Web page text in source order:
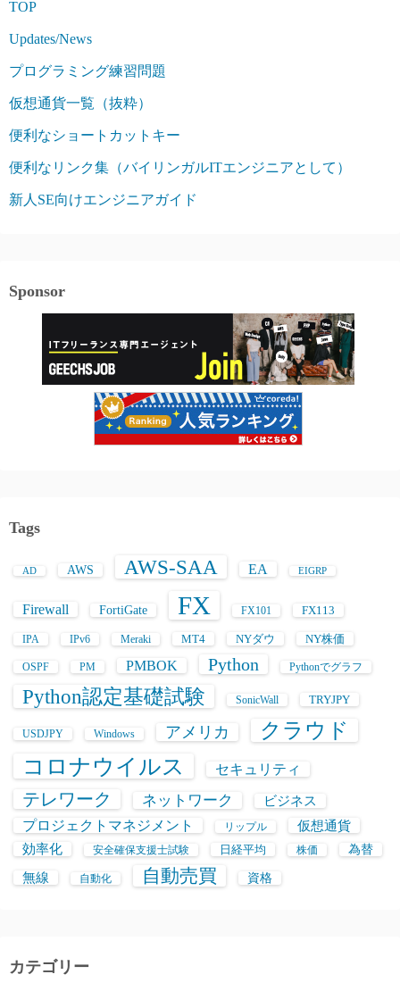
TOP
Updates/News
プログラミング練習問題
仮想通貨一覧（抜粋）
便利なショートカットキー
便利なリンク集（バイリンガルITエンジニアとして）
新人SE向けエンジニアガイド
Sponsor
Tags
AD AWS AWS-SAA EA EIGRP
Firewall FortiGate FX FX101 FX113
IPA IPv6 Meraki MT4 NYダウ NY株価
OSPF PM PMBOK Python Pythonでグラフ
Python認定基礎試験 SonicWall TRYJPY
USDJPY Windows アメリカ クラウド
コロナウイルス セキュリティ
テレワーク ネットワーク ビジネス
プロジェクトマネジメント リップル 仮想通貨
効率化 安全確保支援士試験 日経平均 株価 為替
無線 自動化 自動売買 資格
カテゴリー